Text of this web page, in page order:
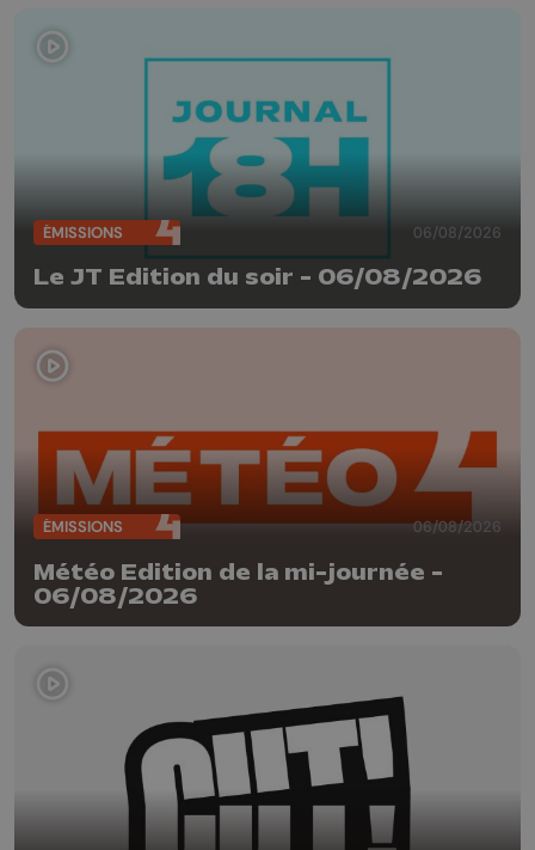
ÉMISSIONS 06/08/2026
Le JT Edition du soir - 06/08/2026
ÉMISSIONS 06/08/2026
Météo Edition de la mi-journée -
06/08/2026